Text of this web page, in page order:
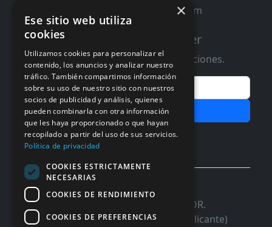
contacto@distribucioninformatica.com
Suscribete a nuestro Newsletter
Te informaremos de ofertas y promociones.
Email
Subscribir
Aceptar Politica dePrivacidad
© 2026 InforSystem Programacion y
Aplicaciones, S.L. CIF: B54337985 | C/DR.
Marañon, 17 Local 5 | 03680 - ASPE (Alicante)
×
Ese sitio web utiliza
cookies
Utilizamos cookies para personalizar el
contenido, los anuncios y analizar nuestro
tráfico. También compartimos información
sobre su uso de nuestro sitio con nuestros
socios de publicidad y análisis, quienes
pueden combinarla con otra información
que les haya proporcionado o que hayan
recopilado a partir del uso de sus servicios.
Política de privacidad
COOKIES ESTRICTAMENTE
NECESARIAS
COOKIES DE RENDIMIENTO
COOKIES DE PREFERENCIAS